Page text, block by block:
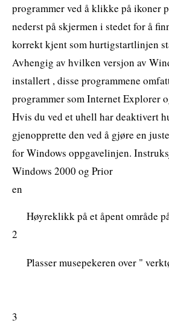
programmer ved å klikke på ikoner
nederst på skjermen i stedet for å
korrekt kjent som hurtigstartlinjen
Avhengig av hvilken versjon av
installert , disse programmene
programmer som Internet Explorer
Hvis du ved et uhell har deaktivert
gjenopprette den ved å gjøre en
for Windows oppgavelinjen.
Windows 2000 og Prior
en
Høyreklikk på et åpent område
2
Plasser musepekeren over "
3